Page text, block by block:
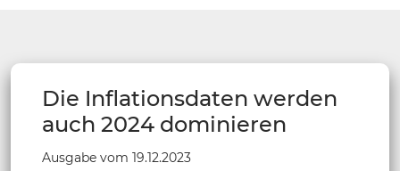
Die Inflationsdaten werden
auch 2024 dominieren
Ausgabe vom 19.12.2023